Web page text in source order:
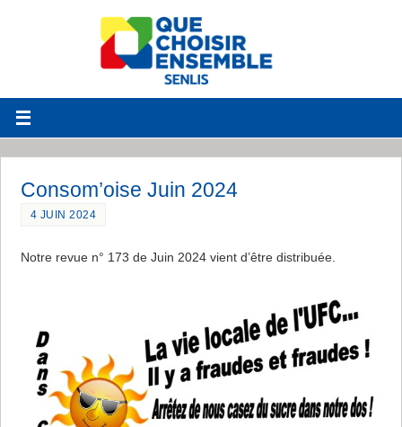
Consom’oise Juin 2024
4 JUIN 2024
Notre revue n° 173 de Juin 2024 vient d’être distribuée.